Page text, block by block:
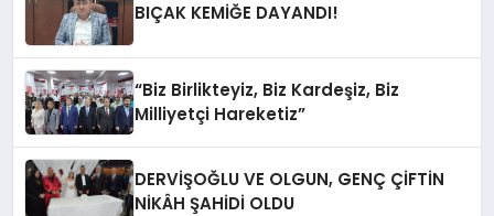
BIÇAK KEMİĞE DAYANDI!
“Biz Birlikteyiz, Biz Kardeşiz, Biz
Milliyetçi Hareketiz”
DERVİŞOĞLU VE OLGUN, GENÇ ÇİFTİN
NİKÂH ŞAHİDİ OLDU